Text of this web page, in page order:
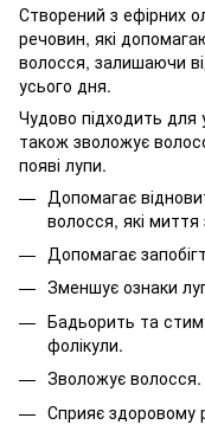
Створений з ефірних
речовин, які
волосся, залишаючи
усього дня.
Чудово підходить для
також зволожує
появі лупи.
Допомагає
волосся, які миття
Допомагає
Зменшує ознаки
Бадьорить та
фолікули.
Зволожує волосся.
Сприяє здоровому